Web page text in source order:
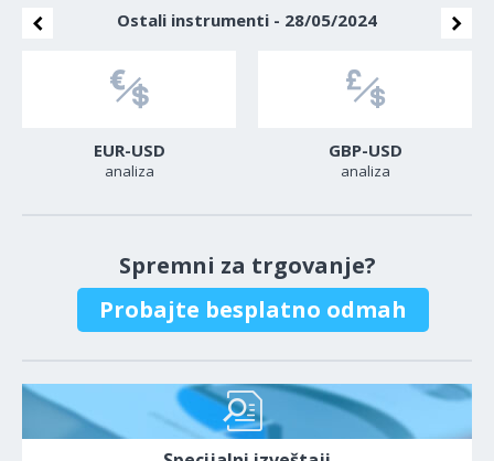
Ostali instrumenti - 28/05/2024
EUR-USD
analiza
GBP-USD
analiza
Spremni za trgovanje?
Probajte besplatno odmah